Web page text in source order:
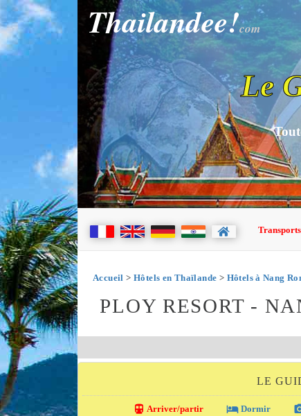
Thailandee!com
Le
Transports
Accueil > Hôtels en Thaïlande > Hôtels à Nang
PLOY RESORT -
LE
directions_transit Arriver/partir local_hotel Dormir